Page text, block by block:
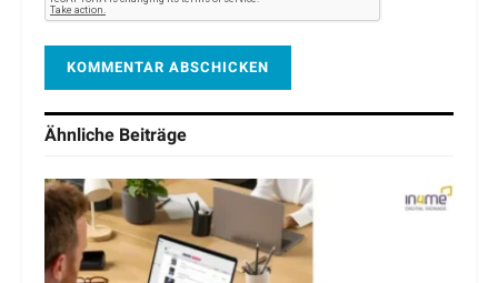
Ähnliche Beiträge